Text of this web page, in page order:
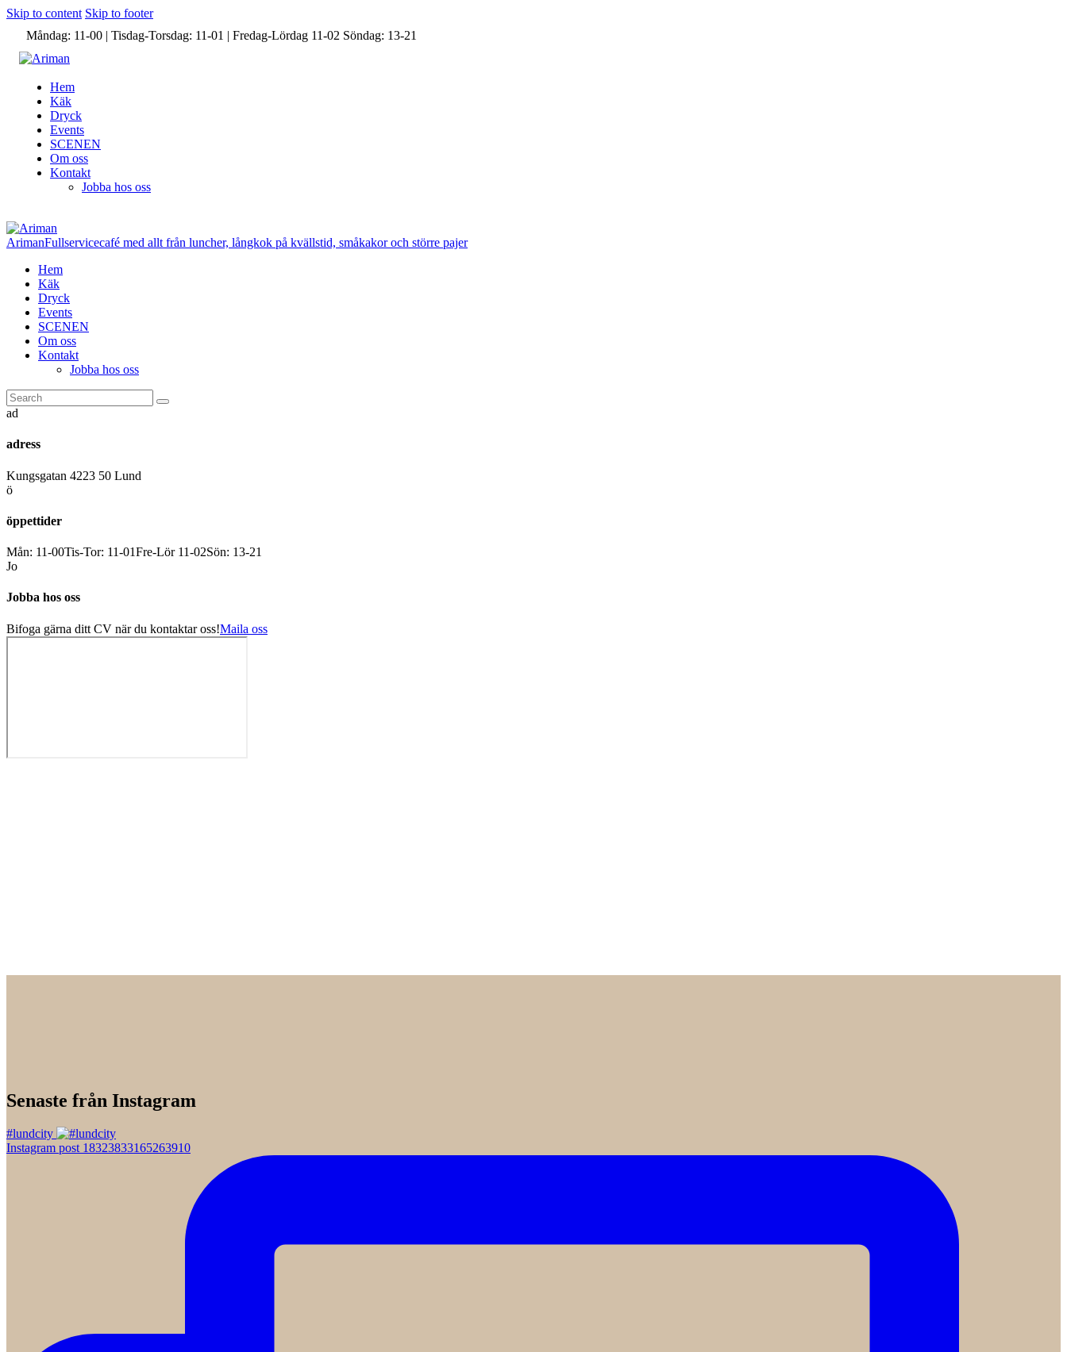
Skip to content Skip to footer
Måndag: 11-00 | Tisdag-Torsdag: 11-01 | Fredag-Lördag 11-02 Söndag: 13-21
Hem
Käk
Dryck
Events
SCENEN
Om oss
Kontakt
Jobba hos oss
ArimanFullservicecafé med allt från luncher, långkok på kvällstid, småkakor och större pajer
Hem
Käk
Dryck
Events
SCENEN
Om oss
Kontakt
Jobba hos oss
ad
adress
Kungsgatan 4223 50 Lund
ö
öppettider
Mån: 11-00Tis-Tor: 11-01Fre-Lör 11-02Sön: 13-21
Jo
Jobba hos oss
Bifoga gärna ditt CV när du kontaktar oss!Maila oss
Senaste från Instagram
#lundcity
Instagram post 18323833165263910